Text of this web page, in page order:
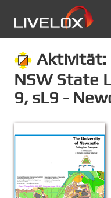
Aktivität:
NSW State
9, sL9 -